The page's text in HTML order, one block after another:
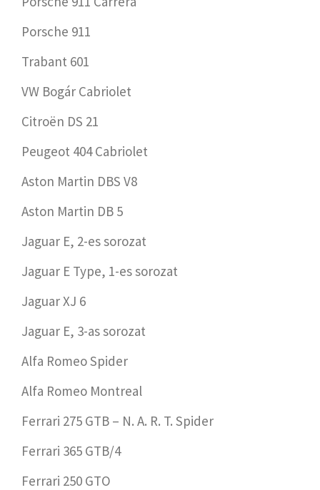
Porsche 911
Trabant 601
VW Bogár Cabriolet
Citroën DS 21
Peugeot 404 Cabriolet
Aston Martin DBS V8
Aston Martin DB 5
Jaguar E, 2-es sorozat
Jaguar E Type, 1-es sorozat
Jaguar XJ 6
Jaguar E, 3-as sorozat
Alfa Romeo Spider
Alfa Romeo Montreal
Ferrari 275 GTB – N. A. R. T. Spider
Ferrari 365 GTB/4
Ferrari 250 GTO